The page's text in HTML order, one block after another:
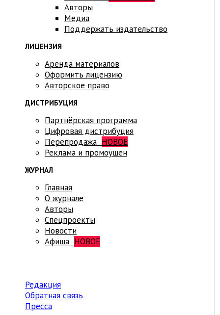
Авторы
Медиа
Поддержать издательство
ЛИЦЕНЗИЯ
Аренда материалов
Оформить лицензию
Авторское право
ДИСТРИБУЦИЯ
Партнёрская программа
Цифровая дистрибуция
Перепродажа НОВОЕ
Реклама и промоушен
ЖУРНАЛ
Главная
О журнале
Авторы
Спецпроекты
Новости
Афиша НОВОЕ
Редакция
Обратная связь
Пресса